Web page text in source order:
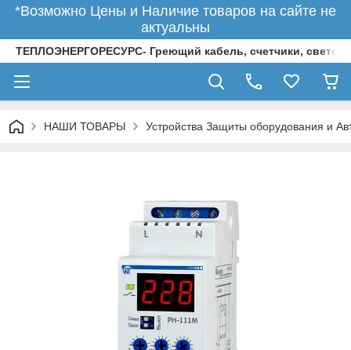
*Возможно Цены и Наличие товаров на сайте не
актуальны
ТЕПЛОЭНЕРГОРЕСУРС- Греющий кабель, счетчики,
НАШИ ТОВАРЫ Устройства Защиты оборудования и